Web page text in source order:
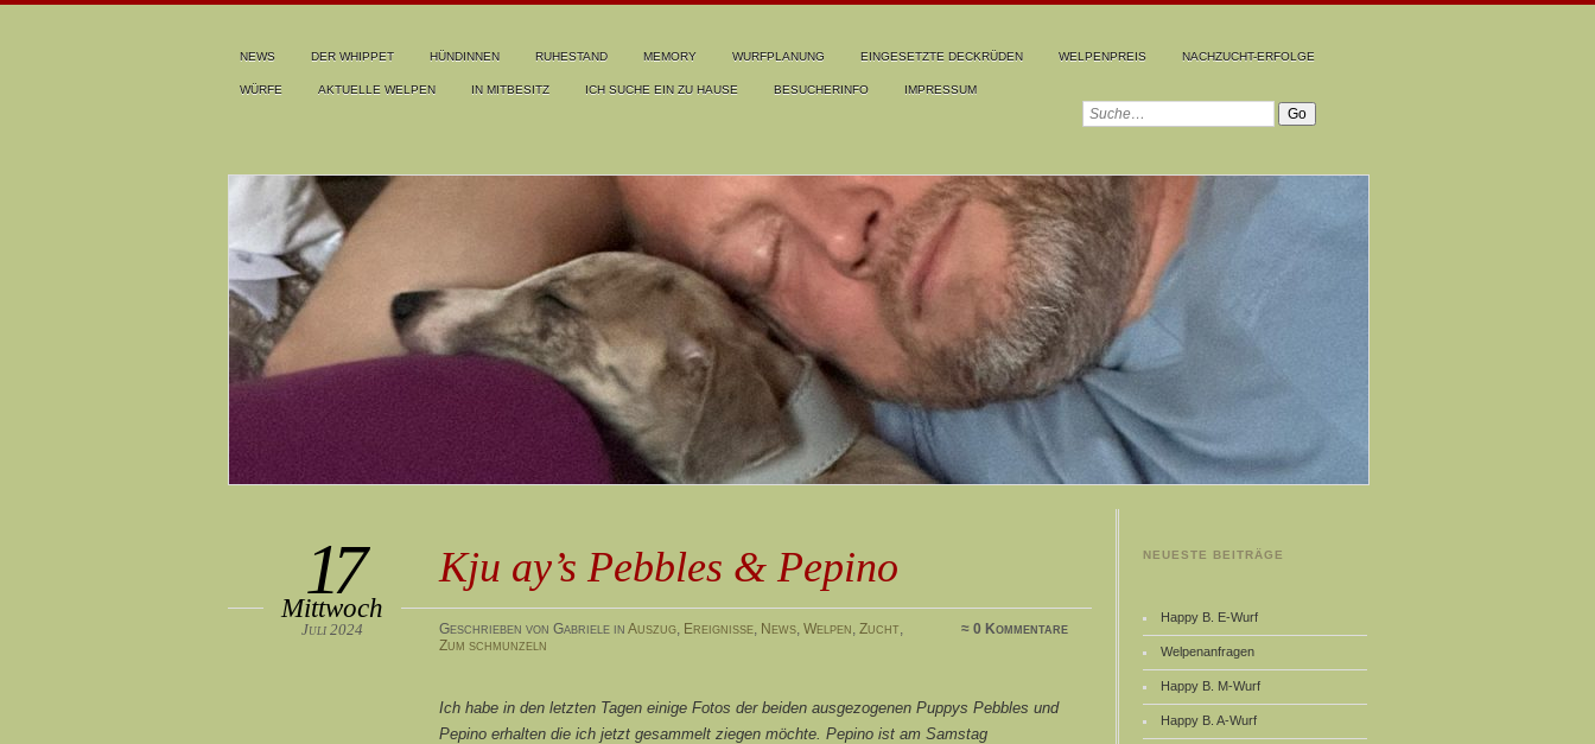
NEWS DER WHIPPET HÜNDINNEN RUHESTAND MEMORY WURFPLANUNG EINGESETZTE DECKRÜDEN WELPENPREIS NACHZUCHT-ERFOLGE
WÜRFE AKTUELLE WELPEN IN MITBESITZ ICH SUCHE EIN ZU HAUSE BESUCHERINFO IMPRESSUM
Kju ay’s Pebbles & Pepino
17
Mittwoch
Juli 2024 Geschrieben von Gabriele in Auszug, Ereignisse, News, Welpen, Zucht,
Zum schmunzeln
≈ 0 Kommentare
Ich habe in den letzten Tagen einige Fotos der beiden ausgezogenen Puppys Pebbles und
Pepino erhalten die ich jetzt gesammelt ziegen möchte. Pepino ist am Samstag
NEUESTE BEITRÄGE
Happy B. E-Wurf
Welpenanfragen
Happy B. M-Wurf
Happy B. A-Wurf